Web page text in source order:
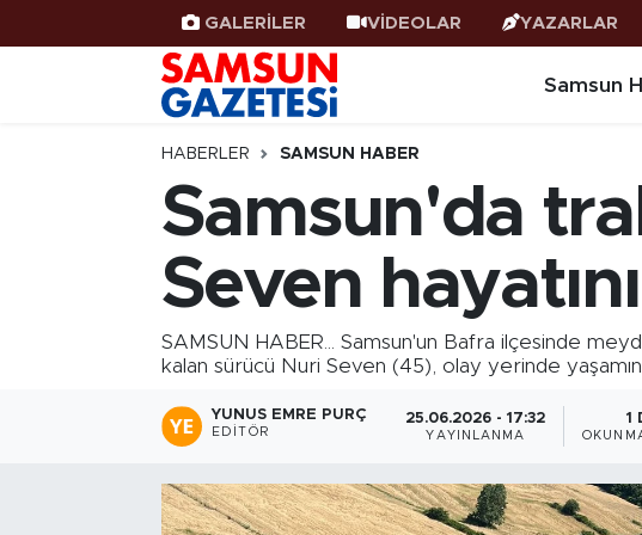
GALERİLER VİDEOLAR YAZARLAR
Samsun
HABERLER SAMSUN HABER
Samsun'da
Seven
SAMSUN HABER... Samsun'un Bafra ilçesinde
kalan sürücü Nuri Seven (45), olay yerinde
YUNUS EMRE PURÇ
EDITÖR
25.06.2026 - 17:32
YAYINLANMA
1
Samsun Haber
Samsunspor
Samsun Rehberi
Resmi İlanlar
Samsun Nöbetçi Eczaneler
Samsun Hava Durumu
SAMSUN Namaz Vakitleri
Samsun Trafik Yoğunluk Haritası
Süper Lig Puan Durumu ve Fikstür
Haber Arşivi